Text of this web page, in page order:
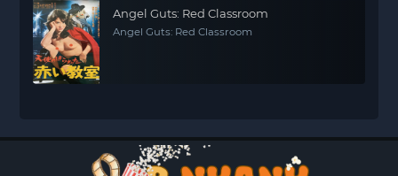
Angel Guts: Red Classroom
Angel Guts: Red Classroom